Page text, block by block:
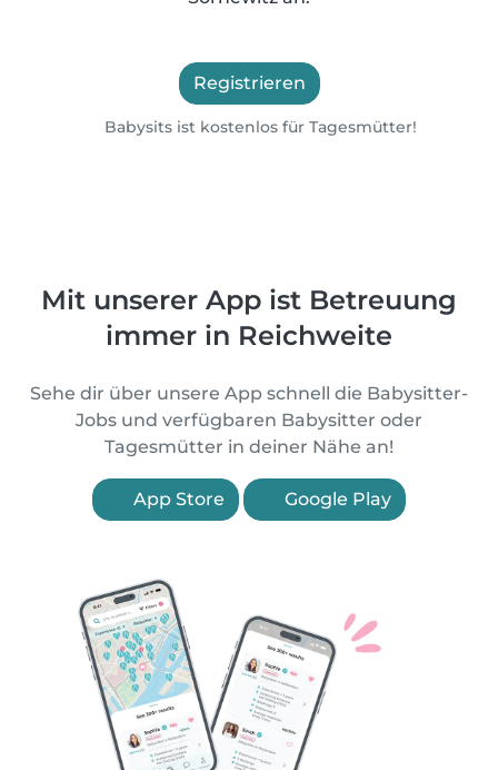
Registrieren
Babysits ist kostenlos für Tagesmütter!
Mit unserer App ist Betreuung
immer in Reichweite
Sehe dir über unsere App schnell die Babysitter-
Jobs und verfügbaren Babysitter oder
Tagesmütter in deiner Nähe an!
App Store Google Play